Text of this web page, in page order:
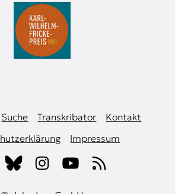
Suche Transkribator
Kontakt
Impressum